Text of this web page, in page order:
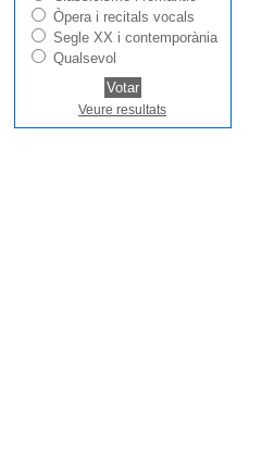
Òpera i recitals vocals
Segle XX i contemporània
Qualsevol
Veure resultats